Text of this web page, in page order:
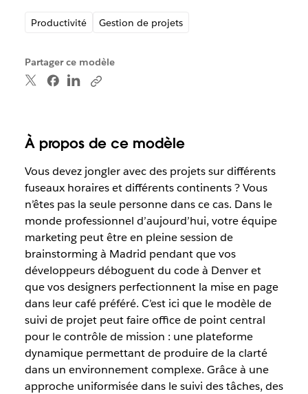
Productivité Gestion de projets
Partager ce modèle
À propos de ce modèle
Vous devez jongler avec des projets sur différents
fuseaux horaires et différents continents ? Vous
n’êtes pas la seule personne dans ce cas. Dans le
monde professionnel d’aujourd’hui, votre équipe
marketing peut être en pleine session de
brainstorming à Madrid pendant que vos
développeurs déboguent du code à Denver et
que vos designers perfectionnent la mise en page
dans leur café préféré. C’est ici que le modèle de
suivi de projet peut faire office de point central
pour le contrôle de mission : une plateforme
dynamique permettant de produire de la clarté
dans un environnement complexe. Grâce à une
approche uniformisée dans le suivi des tâches, des